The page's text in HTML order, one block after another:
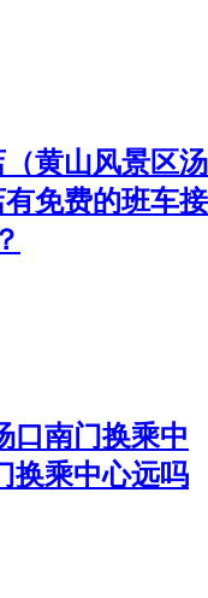
黄山风景区汤
免费的班车接
口南门换乘中
换乘中心远吗